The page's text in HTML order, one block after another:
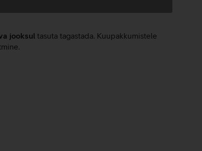
jooksul tasuta tagastada. Kuupakkumistele